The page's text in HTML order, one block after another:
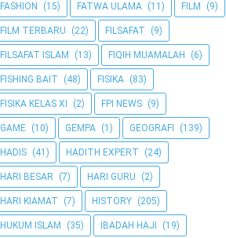
FASHION (15) FATWA ULAMA (11) FILM (9)
FILM TERBARU (22) FILSAFAT (9)
FILSAFAT ISLAM (13) FIQIH MUAMALAH (6)
FISHING BAIT (48) FISIKA (83)
FISIKA KELAS XI (2) FPI NEWS (9)
GAME (10) GEMPA (1) GEOGRAFI (139)
HADIS (41) HADITH EXPERT (24)
HARI BESAR (7) HARI GURU (2)
HARI KIAMAT (7) HISTORY (205)
HUKUM ISLAM (35) IBADAH HAJI (19)